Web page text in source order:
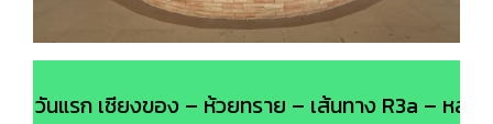
วันแรก เชียงของ – ห้วยทราย – เส้นทาง R3a – หล